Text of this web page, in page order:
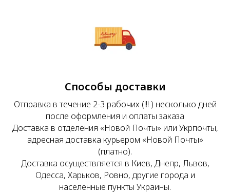
Способы доставки
Отправка в течение 2-3 рабочих (!!! ) несколько дней
после оформления и оплаты заказа
Доставка в отделения «Новой Почты» или Укрпочты,
адресная доставка курьером «Новой Почты»
(платно).
Доставка осуществляется в Киев, Днепр, Львов,
Одесса, Харьков, Ровно, другие города и
населенные пункты Украины.